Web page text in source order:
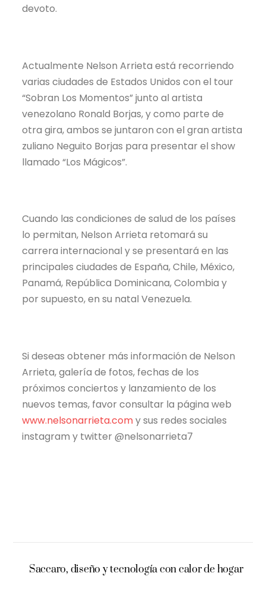
devoto.
Actualmente Nelson Arrieta está recorriendo
varias ciudades de Estados Unidos con el tour
“Sobran Los Momentos” junto al artista
venezolano Ronald Borjas, y como parte de
otra gira, ambos se juntaron con el gran artista
zuliano Neguito Borjas para presentar el show
llamado “Los Mágicos”.
Cuando las condiciones de salud de los países
lo permitan, Nelson Arrieta retomará su
carrera internacional y se presentará en las
principales ciudades de España, Chile, México,
Panamá, República Dominicana, Colombia y
por supuesto, en su natal Venezuela.
Si deseas obtener más información de Nelson
Arrieta, galería de fotos, fechas de los
próximos conciertos y lanzamiento de los
nuevos temas, favor consultar la página web
www.nelsonarrieta.comy sus redes sociales
instagram y twitter @nelsonarrieta7
Saccaro, diseño y tecnología con calor de hogar